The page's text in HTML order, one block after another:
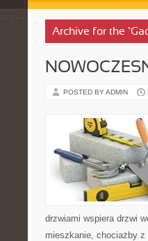
Archive for the
POSTED BY ADMIN
drzwiami wspiera drzwi
mieszkanie, chociażby z